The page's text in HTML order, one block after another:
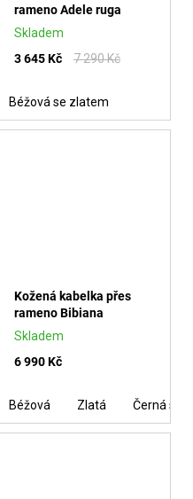
rameno Adele ruga
Skladem
3 645 Kč
7 290 Kč
Béžová se zlatem
Černá Vínová
Kožená kabelka přes
rameno Bibiana
Skladem
6 990 Kč
Béžová Zlatá Černá se